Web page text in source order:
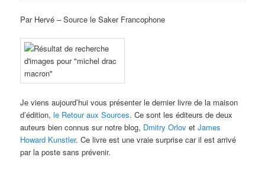
Par Hervé – Source le Saker Francophone
Je viens aujourd’hui vous présenter le dernier livre de la maison
d’édition,le Retour aux Sources. Ce sont les éditeurs de deux
auteurs bien connus sur notre blog, Dmitry Orlov etJames
Howard Kunstler. Ce livre est une vraie surprise car il est arrivé
par la poste sans prévenir.